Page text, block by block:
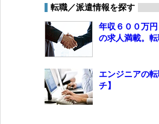
転職／派遣情報を探す
年収６００万
の求人満載。
エンジニアの
チ】